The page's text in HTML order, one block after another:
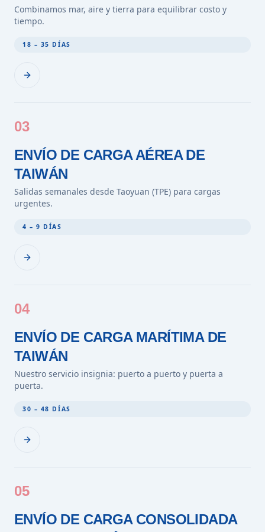
Combinamos mar, aire y tierra para equilibrar costo y
tiempo.
18 – 35 DÍAS
03
ENVÍO DE CARGA AÉREA DE
TAIWÁN
Salidas semanales desde Taoyuan (TPE) para cargas
urgentes.
4 – 9 DÍAS
04
ENVÍO DE CARGA MARÍTIMA DE
TAIWÁN
Nuestro servicio insignia: puerto a puerto y puerta a
puerta.
30 – 48 DÍAS
05
ENVÍO DE CARGA CONSOLIDADA